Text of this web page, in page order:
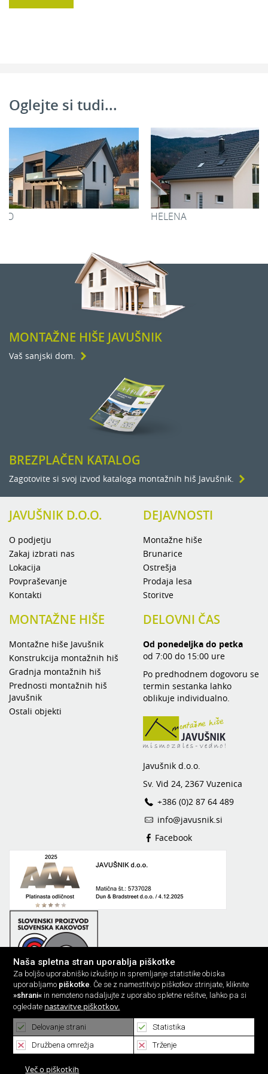
Oglejte si tudi...
MONTAŽNE HIŠE JAVUŠNIK
Vaš sanjski dom.
BREZPLAČEN KATALOG
Zagotovite si svoj izvod kataloga montažnih hiš Javušnik.
JAVUŠNIK D.O.O.
O podjetju
Zakaj izbrati nas
Lokacija
Povpraševanje
Kontakti
DEJAVNOSTI
Montažne hiše
Brunarice
Ostrešja
Prodaja lesa
Storitve
MONTAŽNE HIŠE
Montažne hiše Javušnik
Konstrukcija montažnih hiš
Gradnja montažnih hiš
Prednosti montažnih hiš
Javušnik
Ostali objekti
DELOVNI ČAS
Od ponedeljka do petka
od 7:00 do 15:00 ure
Po predhodnem dogovoru se
termin sestanka lahko
oblikuje individualno.
Javušnik d.o.o.
Sv. Vid 24, 2367 Vuzenica
+386 (0)2 87 64 489
info@javusnik.si
Facebook
Naša spletna stran uporablja piškotke
Za boljšo uporabniško izkušnjo in spremljanje statistike obiska
uporabljamo piškotke. Če se z namestitvijo piškotkov strinjate, kliknite
»shrani« in nemoteno nadaljujte z uporabo spletne rešitve, lahko pa si
ogledate nastavitve piškotkov.
Delovanje strani
Statistika
Družbena omrežja
Trženje
Več o piškotkih